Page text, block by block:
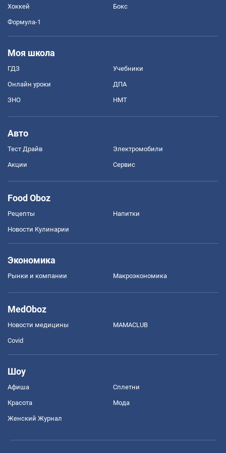
Хоккей Бокс
Формула-1
Моя школа
ГДЗ Учебники
Онлайн уроки ДПА
ЗНО НМТ
Авто
Тест Драйв Электромобили
Акции Сервис
Food Oboz
Рецепты Напитки
Новости Кулинарии
Экономика
Рынки и компании Mакроэкономика
MedOboz
Новости медицины MAMACLUB
Covid
Шоу
Афиша Сплетни
Красота Мода
Женский Журнал